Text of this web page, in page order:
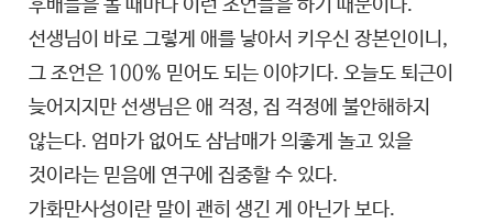
후배들을 볼 때마다 이런 조언들을 하기 때문이다.
선생님이 바로 그렇게 애를 낳아서 키우신 장본인이니,
그 조언은 100% 믿어도 되는 이야기다. 오늘도 퇴근이
늦어지지만 선생님은 애 걱정, 집 걱정에 불안해하지
않는다. 엄마가 없어도 삼남매가 의좋게 놀고 있을
것이라는 믿음에 연구에 집중할 수 있다.
가화만사성이란 말이 괜히 생긴 게 아닌가 보다.